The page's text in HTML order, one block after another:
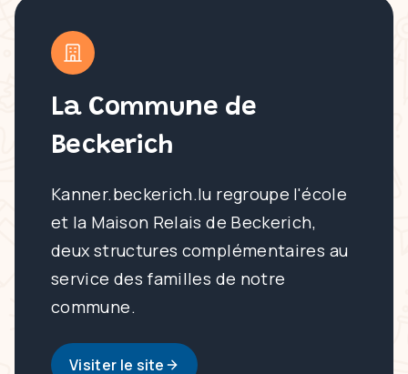
La Commune de
Beckerich
Kanner.beckerich.lu regroupe l'école
et la Maison Relais de Beckerich,
deux structures complémentaires au
service des familles de notre
commune.
Visiter le site